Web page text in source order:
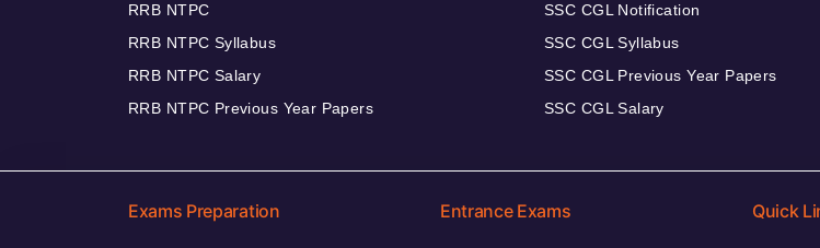
RRB NTPC
RRB NTPC Syllabus
RRB NTPC Salary
RRB NTPC Previous Year Papers
SSC CGL Notification
SSC CGL Syllabus
SSC CGL Previous Year Papers
SSC CGL Salary
Exams Preparation Entrance Exams Quick